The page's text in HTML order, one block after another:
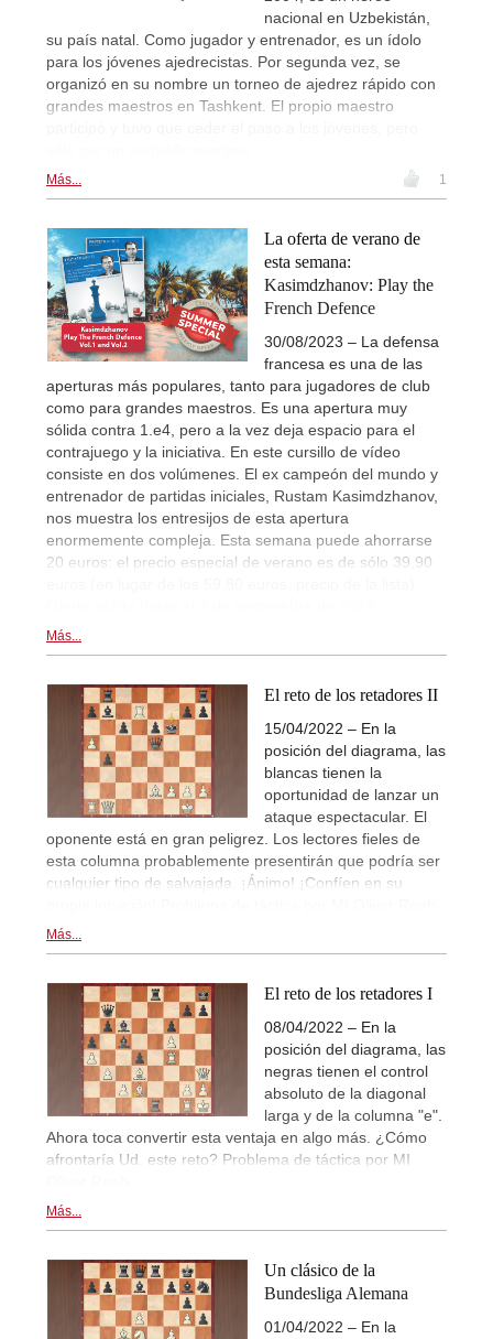
nacional en Uzbekistán,
su país natal. Como jugador y entrenador, es un ídolo
para los jóvenes ajedrecistas. Por segunda vez, se
organizó en su nombre un torneo de ajedrez rápido con
grandes maestros en Tashkent. El propio maestro
Más... 1
La oferta de verano de
esta semana:
Kasimdzhanov: Play the
French Defence
30/08/2023 – La defensa
francesa es una de las
aperturas más populares, tanto para jugadores de club
como para grandes maestros. Es una apertura muy
sólida contra 1.e4, pero a la vez deja espacio para el
contrajuego y la iniciativa. En este cursillo de vídeo
consiste en dos volúmenes. El ex campeón del mundo y
entrenador de partidas iniciales, Rustam Kasimdzhanov,
nos muestra los entresijos de esta apertura
enormemente compleja. Esta semana puede ahorrarse
20 euros: el precio especial de verano es de sólo 39,90
Más...
El reto de los retadores II
15/04/2022 – En la
posición del diagrama, las
blancas tienen la
oportunidad de lanzar un
ataque espectacular. El
oponente está en gran peligrez. Los lectores fieles de
esta columna probablemente presentirán que podría ser
cualquier tipo de salvajada. ¡Ánimo! ¡Confíen en su
Más...
El reto de los retadores I
08/04/2022 – En la
posición del diagrama, las
negras tienen el control
absoluto de la diagonal
larga y de la columna "e".
Ahora toca convertir esta ventaja en algo más. ¿Cómo
afrontaría Ud. este reto? Problema de táctica por MI
Más...
Un clásico de la
Bundesliga Alemana
01/04/2022 – En la